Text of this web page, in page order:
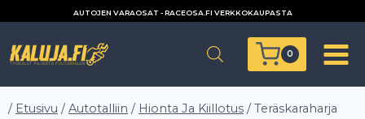
AUTOJEN VARAOSAT - RACEOSA.FI VERKKOKAUPASTA
0
/ Etusivu / Autotalliin / Hionta Ja Kiillotus / Teräskaraharja